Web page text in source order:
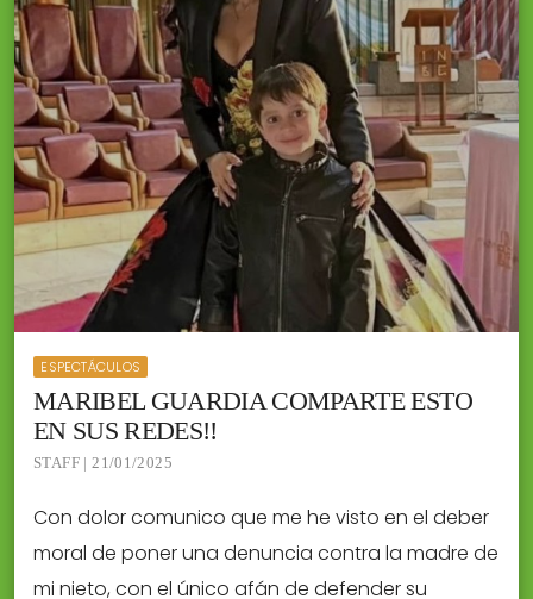
ESPECTÁCULOS
MARIBEL GUARDIA COMPARTE ESTO
EN SUS REDES!!
STAFF | 21/01/2025
Con dolor comunico que me he visto en el deber
moral de poner una denuncia contra la madre de
mi nieto, con el único afán de defender su